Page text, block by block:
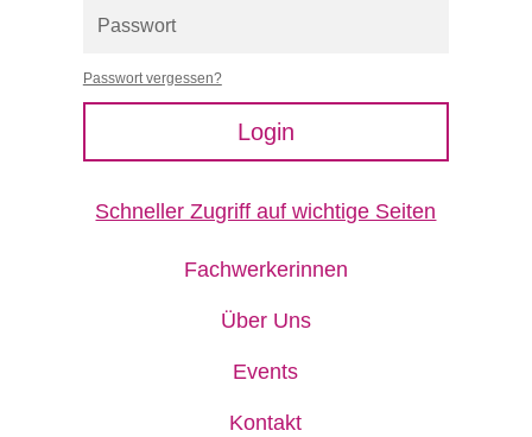
Passwort vergessen?
Login
Schneller Zugriff auf wichtige Seiten
Fachwerkerinnen
Über Uns
Events
Kontakt